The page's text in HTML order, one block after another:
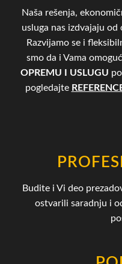
Naša rešenja,
usluga nas izdvajaju
Razvijamo se i
smo da i Vama
OPREMU I USLUGU po
pogledajte
Budite i Vi deo
ostvarili saradnju i